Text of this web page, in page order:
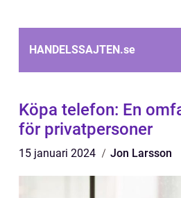
HANDELSSAJTEN.se
Köpa telefon: En
för privatpersoner
15 januari 2024 Jon Larsson